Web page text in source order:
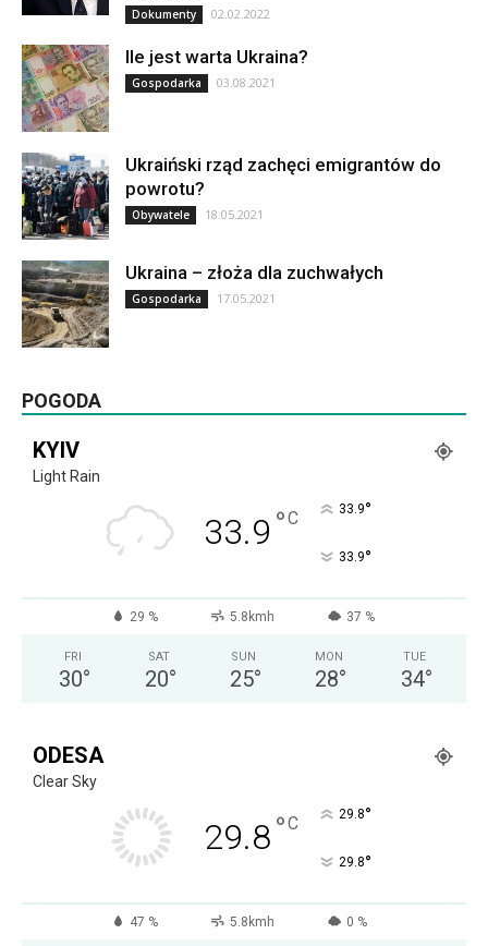
Dokumenty 02.02.2022
Ile jest warta Ukraina?
Gospodarka 03.08.2021
Ukraiński rząd zachęci emigrantów do
powrotu?
Obywatele 18.05.2021
Ukraina – złoża dla zuchwałych
Gospodarka 17.05.2021
POGODA
KYIV
Light Rain
33.9 °C 33.9°
33.9°
29 % 5.8kmh 37 %
FRI
30°
SAT
20°
SUN
25°
MON
28°
TUE
34°
ODESA
Clear Sky
29.8°C 29.8°
29.8°
47 % 5.8kmh 0 %